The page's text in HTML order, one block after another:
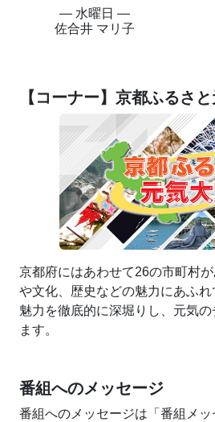
― 水曜日 ―
佐合井 マリ子
【コーナー】京都ふるさ
京都府にはあわせて26の市町村
や文化、歴史などの魅力にあふ
魅力を徹底的に深堀りし、元気
ます。
番組へのメッセージ
番組へのメッセージは「番組メ